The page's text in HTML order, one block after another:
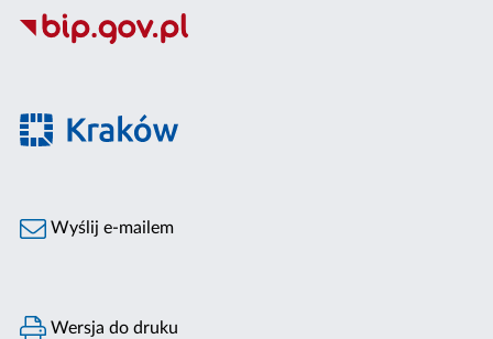
Wyślij e-mailem
Wersja do druku